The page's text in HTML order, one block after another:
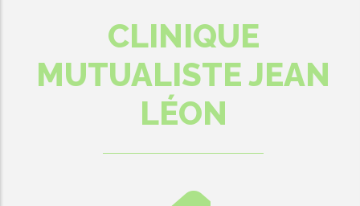
CLINIQUE
MUTUALISTE JEAN
LÉON